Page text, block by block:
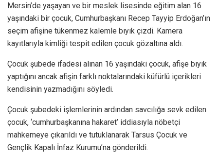
Mersin’de yaşayan ve bir meslek lisesinde eğitim alan 16
yaşındaki bir çocuk, Cumhurbaşkanı Recep Tayyip Erdoğan’ın
seçim afişine tükenmez kalemle bıyık çizdi. Kamera
kayıtlarıyla kimliği tespit edilen çocuk gözaltına aldı.
Çocuk şubede ifadesi alınan 16 yaşındaki çocuk, afişe bıyık
yaptığını ancak afişin farklı noktalarındaki küfürlü içerikleri
kendisinin yazmadığını söyledi.
Çocuk şubedeki işlemlerinin ardından savcılığa sevk edilen
çocuk, ‘cumhurbaşkanına hakaret’ iddiasıyla nöbetçi
mahkemeye çıkarıldı ve tutuklanarak Tarsus Çocuk ve
Gençlik Kapalı İnfaz Kurumu’na gönderildi.